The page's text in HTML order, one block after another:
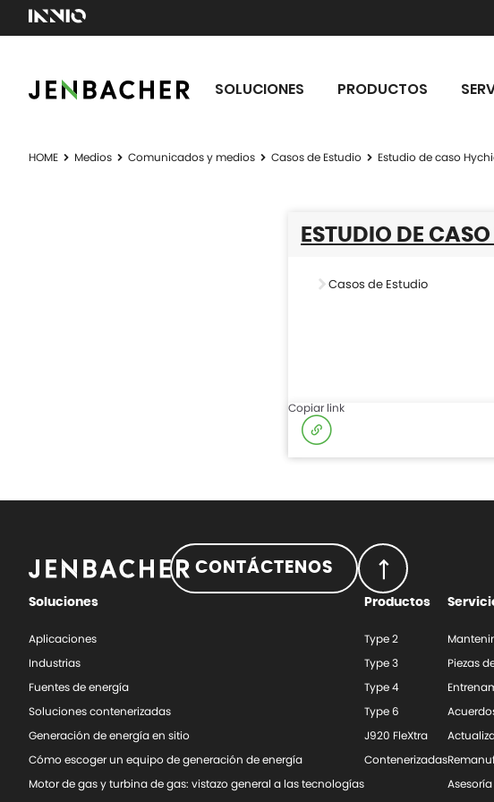
SOLUCIONES PRODUCTOS
HOME Medios Comunicados y medios Casos de Estudio Estudio de caso
ESTUDIO DE
Casos de Estudio
Copiar link
CONTÁCTENOS
Soluciones
Aplicaciones
Industrias
Fuentes de energía
Soluciones contenerizadas
Generación de energía en sitio
Cómo escoger un equipo de generación de energía
Motor de gas y turbina de gas: vistazo general a las tecnologías
Productos
Type 2
Type 3
Type 4
Type 6
J920 FleXtra
Contenerizadas
Piezas
Asesoría